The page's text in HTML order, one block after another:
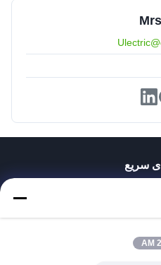
سریع
تور